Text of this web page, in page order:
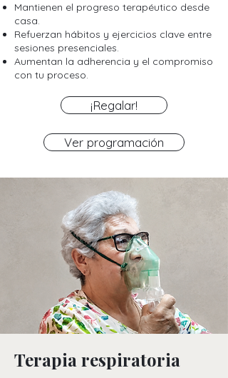
Mantienen el progreso terapéutico desde
casa.
Refuerzan hábitos y ejercicios clave entre
sesiones presenciales.
Aumentan la adherencia y el compromiso
con tu proceso.
¡Regalar!
Ver programación
Terapia respiratoria